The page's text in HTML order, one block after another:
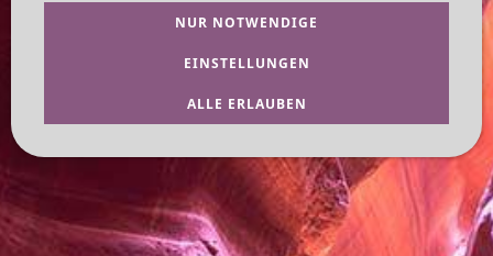
NUR NOTWENDIGE
EINSTELLUNGEN
ALLE ERLAUBEN